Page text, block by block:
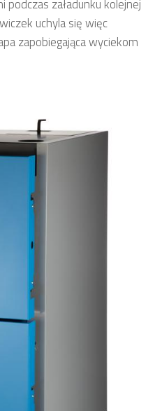
załadunku kolejnej
uchyla się więc
zapobiegająca wyciekom